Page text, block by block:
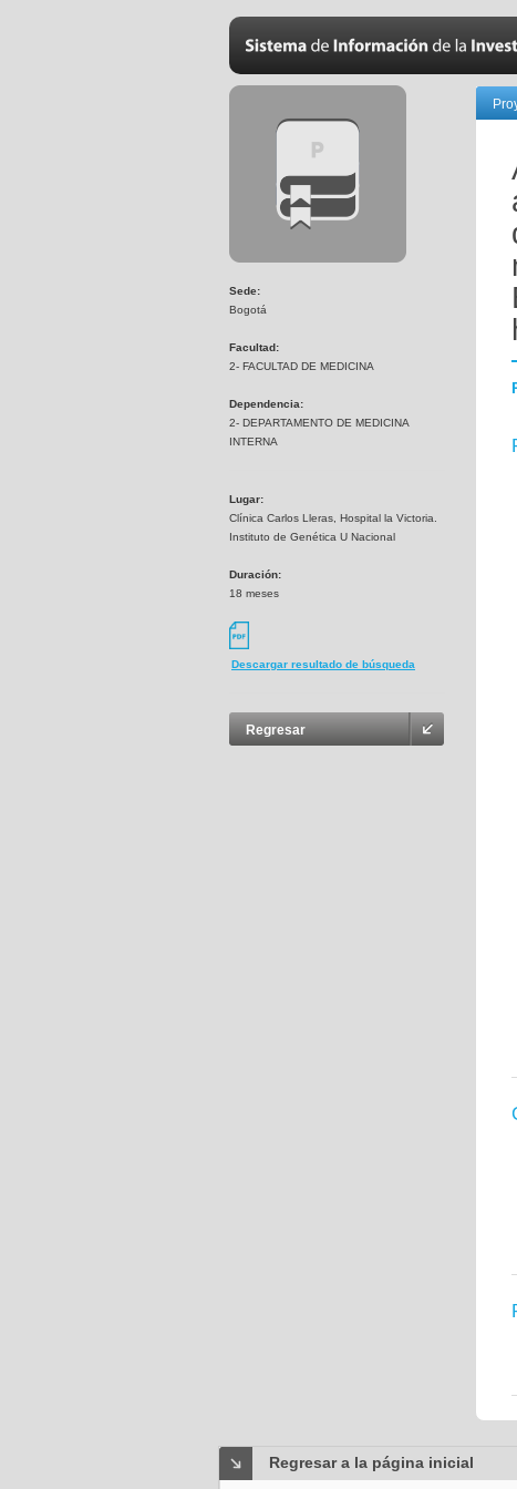
Sede:
Bogotá
Facultad:
2- FACULTAD DE MEDICINA
Dependencia:
2- DEPARTAMENTO DE MEDICINA
INTERNA
Lugar:
Clínica Carlos Lleras, Hospital la Victoria.
Instituto de Genética U Nacional
Duración:
18 meses
Descargar resultado de búsqueda
Regresar
Regresar a la página inicial